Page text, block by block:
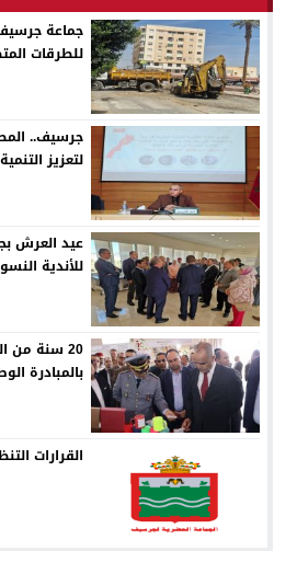
جماعة
للطرقات
لتعزيز
عيد العرش
للأندية
20 سنة
بالمبادرة
القرارات